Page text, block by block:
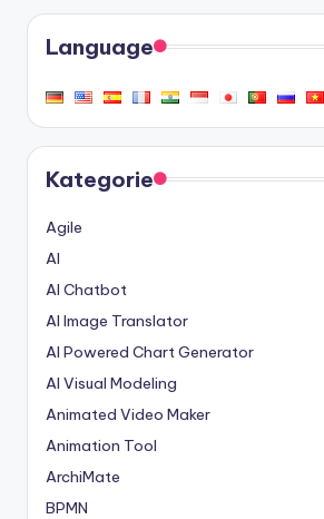
Language
Kategorie
Agile
AI
AI Chatbot
AI Image Translator
AI Powered Chart Generator
AI Visual Modeling
Animated Video Maker
Animation Tool
ArchiMate
BPMN